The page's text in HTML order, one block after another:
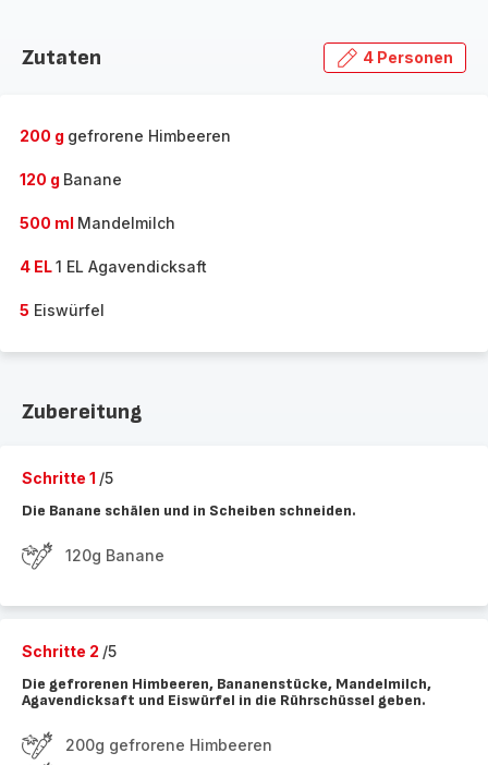
Zutaten 4 Personen
200 g gefrorene Himbeeren
120 g Banane
500 ml Mandelmilch
4 EL1 EL Agavendicksaft
5 Eiswürfel
Zubereitung
Schritte 1 /5
Die Banane schälen und in Scheiben schneiden.
120g Banane
Schritte 2 /5
Die gefrorenen Himbeeren, Bananenstücke, Mandelmilch,
Agavendicksaft und Eiswürfel in die Rührschüssel geben.
200g gefrorene Himbeeren